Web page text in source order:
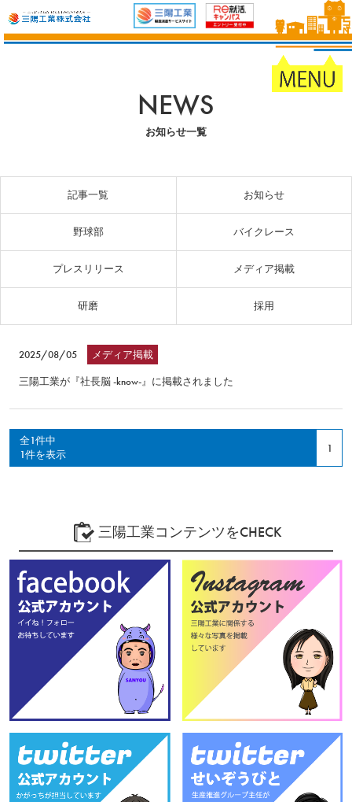
NEWS
お知らせ一覧
記事一覧 お知らせ
野球部 バイクレース
プレスリリース メディア掲載
研磨 採用
三陽工業が『社長脳 -know-』に掲載されました
2025/08/05 メディア掲載
全1件中
1件を表示
1
三陽工業コンテンツをCHECK